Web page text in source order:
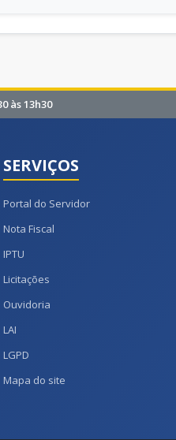
às 13h30
SERVIÇOS
Portal do Servidor
Nota Fiscal
IPTU
Licitações
Ouvidoria
LAI
LGPD
Mapa do site